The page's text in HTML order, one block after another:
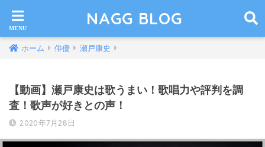
NAGG BLOG
ホーム 俳優 瀬戸康史
【動画】瀬戸康史は歌うまい！歌唱力や評判を調
査！歌声が好きとの声！
2020年7月28日